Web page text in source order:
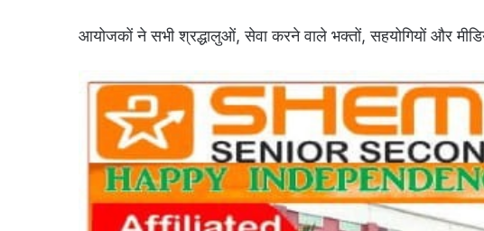
आयोजकों ने सभी श्रद्धालुओं, सेवा करने वाले भक्तों, सहयोगियों और